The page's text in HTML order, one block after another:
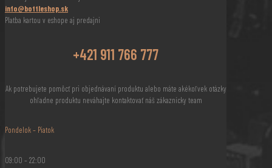
info@bottleshop.sk
Platba kartou v eshope aj predajni
+421 911 766 777
Ak potrebujete pomôcť pri objednávaní produktu alebo máte akékoľvek otázky
ohľadne produktu neváhajte kontaktovať náš zákaznícky team
Pondelok – Piatok
09:00 – 22:00